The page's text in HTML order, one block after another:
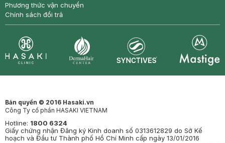
Phương thức vận chuyển
Chính sách đổi trả
Bản quyền © 2016 Hasaki.vn
Công Ty cổ phần HASAKI VIETNAM
Hotline: 1800 6324
Giấy chứng nhận Đăng ký Kinh doanh số 0313612829 do Sở Kế
hoạch và Đầu tư Thành phố Hồ Chí Minh cấp ngày 13/01/2016